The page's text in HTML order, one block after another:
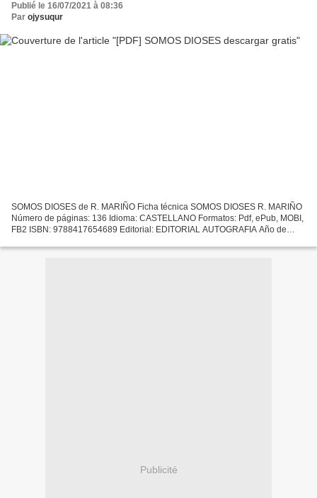
Publié le 16/07/2021 à 08:36
Par ojysuqur
SOMOS DIOSES de R. MARIÑO Ficha técnica SOMOS DIOSES R. MARIÑO
Número de páginas: 136 Idioma: CASTELLANO Formatos: Pdf, ePub, MOBI,
FB2 ISBN: 9788417654689 Editorial: EDITORIAL AUTOGRAFIA Año de
Publicité